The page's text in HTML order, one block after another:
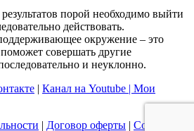
порой необходимо выйти
действовать.
окружение – это
совершать другие
и неуклонно.
Канал на Youtube | Мои
Договор оферты Согласие с